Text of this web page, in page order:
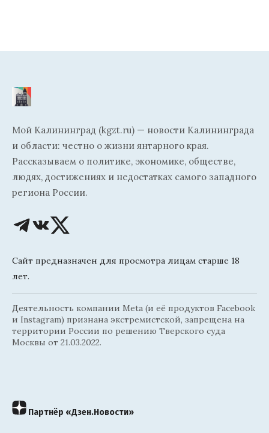
Мой Калининград (kgzt.ru) — новости Калининграда
и области: честно о жизни янтарного края.
Рассказываем о политике, экономике, обществе,
людях, достижениях и недостатках самого западного
региона России.
Сайт предназначен для просмотра лицам старше 18
лет.
Деятельность компании Meta (и её продуктов Facebook
и Instagram) признана экстремистской, запрещена на
территории России по решению Тверского суда
Москвы от 21.03.2022.
Партнёр «Дзен.Новости»